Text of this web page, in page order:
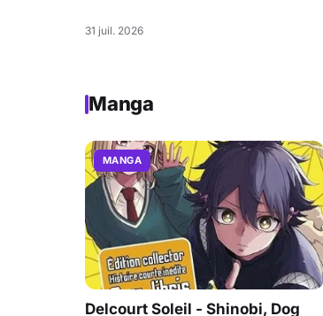
31 juil. 2026
Manga
MANGA
Delcourt Soleil - Shinobi, Dog